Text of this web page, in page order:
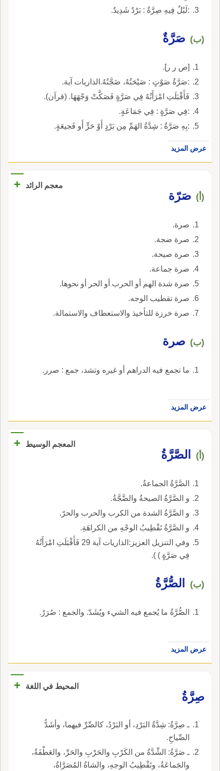
:لَيْلٌ فِيهِ صِرَّةٌ : بَرْدٌ شَدِيدٌ.
(ب) صَرَّةٌ
[ص ر ر].
:صَرَّةُ صَوْتٍ : صَيْحَتُهُ، ضَجَّتُهُ.الذاريات آية.
فَأَقْبَلَتِ امْرَأَتُهُ فِي صَرَّةٍ فَصَكَّتْ وَجْهَهَا. (قرآن).
:فِي صَرَّةٍ : فِي جَمَاعَةٍ.
:بِهِ صَرَّةٌ : شِدَّةُ الهَمِّ مِن بَرْدٍ أَوْ حَرٍّ أَو فَجيعَةٍ.
عرض المزيد
معجم الرائد +
(أ) صَرّة
صرة.
صرة ضجة.
صرة صيحة.
صرة جماعة.
صرة شدة الهم أو الحرب أو الحر أو نحوها.
صرة تقطيب الوجه.
صرة خرزة للتأخيذ والاستعطاف والاستمالة.
(ب) صرة
ما تجمع فيه الدراهم أو غيره وتشد، جمع : صرر.
عرض المزيد
المعجم الوسيط +
(أ) الصَّرَّةُ
الصَّرَّةُ الجماعةُ.
و الصَّرَّةُ الصيحةُ والضَّجَّةُ.
و الصَّرَّةُ الشدة من الكرب والحرب والحرّ.
و الصَّرَّةُ تَقْطِيبُ الوجْهِ من الكراهَةِ.
وفي التنزيل العزيز:الذاريات آية 29 فَأَقْبَلَتِ امْرَأَتُهُ
فِي صَرَّةٍ ) ).
(ب) الصُّرَّةُ
الصُّرَّةُ ما يُجمع فيه الشيء ويُشَدّ. والجمع : صُرَرٌ.
عرض المزيد
المحيط في اللغة
+
صِرَّةُ
ـ صِرَّةُ: شِدَّةُ البَرْدِ، أو البَرْدُ، كالصِّرِّ فيهما، وأشَدُّ
الصِّياحِ.
ـ صَرَّةُ: الشِّدَّةُ من الكَرْبِ والحَرْبِ والحَرِّ، والعَطْفَةُ،
والجَماعَةُ، وتَقْطِيبُ الوجهِ، والشاةُ المُصَرَّاةُ،